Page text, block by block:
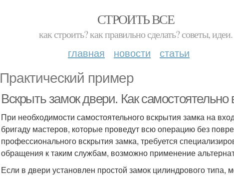
СТРОИТЬ ВСЕ
как строить? как правильно сделать? советы, идеи.
главная новости статьи
Практический пример
Вскрыть замок двери. Как
При необходимости самостоятельного вскрытия замка на
бригаду мастеров, которые проведут всю операцию без
профессионального вскрытия замка, требуется
обращения к таким службам, возможно применение
Если в двери установлен простой замок цилиндрового типа,